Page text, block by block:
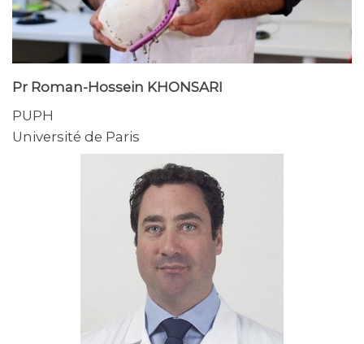
Pr Roman-Hossein KHONSARI
PUPH
Université de Paris